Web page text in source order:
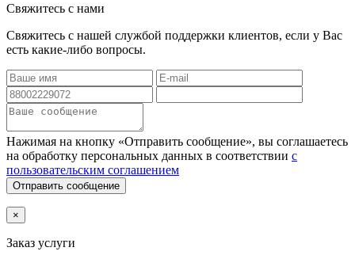
Свяжитесь с нами
Свяжитесь с нашей службой поддержки клиентов, если у Вас
есть какие-либо вопросы.
Нажимая на кнопку «Отправить сообщение», вы соглашаетесь
на обработку персональных данных в соответствии с
пользовательским соглашением
Отправить сообщение
×
Заказ услуги